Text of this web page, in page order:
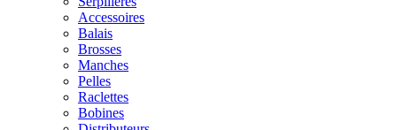
Accessoires
Balais
Brosses
Manches
Pelles
Raclettes
Bobines